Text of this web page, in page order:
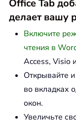
Office Tab
делает вашу
Включите
чтения в
Access, Visio
Открывайте
во вкладках
окон.
Увеличьте